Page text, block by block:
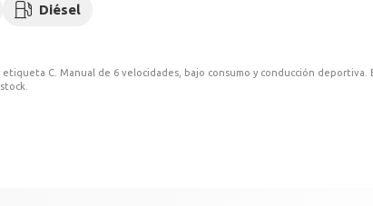
Diésel
etiqueta C. Manual de 6 velocidades, bajo consumo y conducción deportiva.